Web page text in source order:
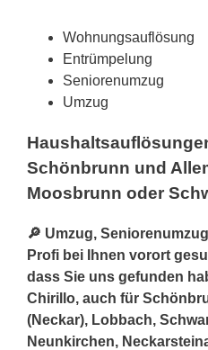
Wohnungsauflösung
Entrümpelung
Seniorenumzug
Umzug
Schönbrunn und
Moosbrunn oder
🔎 Umzug,
Profi bei Ihnen vorort
dass Sie uns gefunden
Chirillo, auch für
(Neckar), Lobbach,
Neunkirchen,